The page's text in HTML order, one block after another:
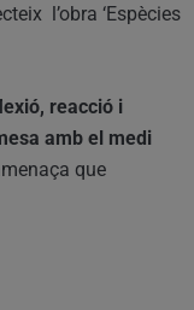
l’obra ‘Espècies
reacció i
amb el medi
que